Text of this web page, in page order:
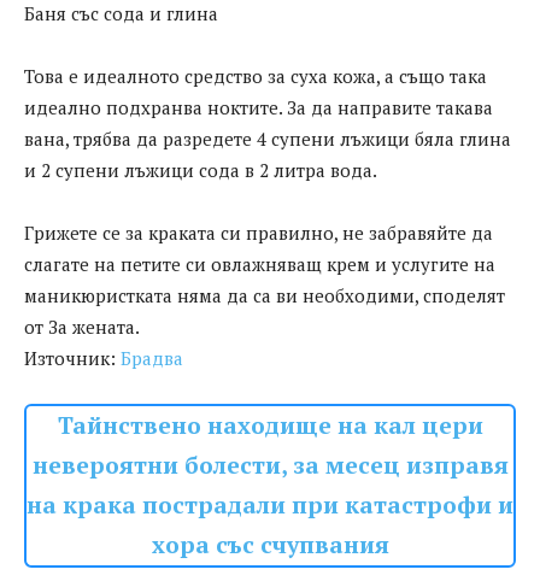
Баня със сода и глина
Това е идеалното средство за суха кожа, а също така
идеално подхранва ноктите. За да направите такава
вана, трябва да разредете 4 супени лъжици бяла глина
и 2 супени лъжици сода в 2 литра вода.
Грижете се за краката си правилно, не забравяйте да
слагате на петите си овлажняващ крем и услугите на
маникюристката няма да са ви необходими, споделят
от За жената.
Източник: Брадва
Тайнствено находище на кал цери
невероятни болести, за месец изправя
на крака пострадали при катастрофи и
хора със счупвания